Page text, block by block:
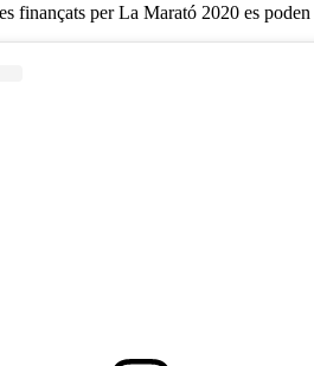
finançats per La Marató 2020 es poden